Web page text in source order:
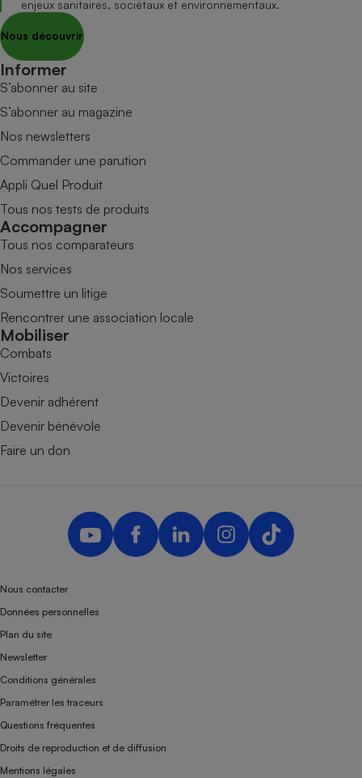
enjeux sanitaires, sociétaux et environnementaux.
Nous découvrir
Informer
S’abonner au site
S’abonner au magazine
Nos newsletters
Commander une parution
Appli Quel Produit
Tous nos tests de produits
Accompagner
Tous nos comparateurs
Nos services
Soumettre un litige
Rencontrer une association locale
Mobiliser
Combats
Victoires
Devenir adhérent
Devenir bénévole
Faire un don
Nous contacter
Données personnelles
Plan du site
Newsletter
Conditions générales
Paramétrer les traceurs
Questions fréquentes
Droits de reproduction et de diffusion
Mentions légales